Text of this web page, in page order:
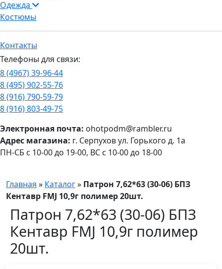
Одежда
Костюмы
Контакты
Телефоны для связи:
8 (4967) 39-96-44
8 (495) 902-55-76
8 (916) 790-59-79
8 (916) 803-49-75
ПН-СБ с 10-00 до 19-00, ВС с 10-00 до 18-00
Электронная почта: ohotpodm@rambler.ru
Адрес магазина: г. Серпухов ул. Горького д. 1а
Главная » Каталог» Патрон 7,62*63 (30-06) БПЗ
Кентавр FMJ 10,9г полимер 20шт.
Патрон 7,62*63 (30-06) БПЗ
Кентавр FMJ 10,9г полимер
20шт.